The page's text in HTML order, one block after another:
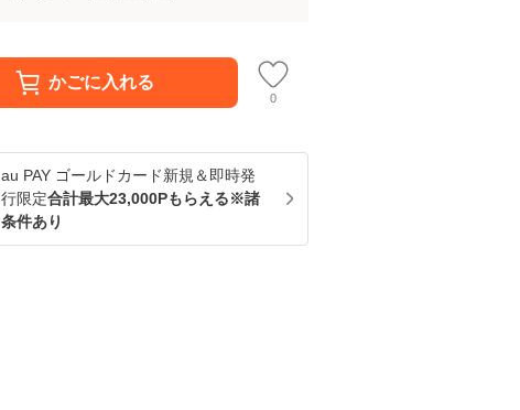
かごに入れる
0
au PAY ゴールドカード新規＆即時発
行限定合計最大23,000Pもらえる※諸
条件あり